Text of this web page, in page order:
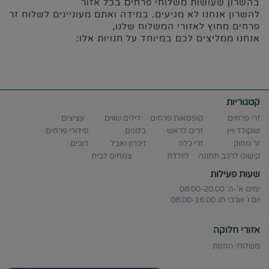
בהשרון שעושות משלוחי פרחים בכל אזור
להשרון אנחנו לא מגיעים. במידה ואתם מעוניינים לשלוח זר
פרחים מחוץ לאזורי המשלוח שלנו,
אנחנו ממליצים לכם במיוחד על חנויות אלו:
קטגוריות
זרי פרחים קופסאות פרחים דילים שווים
עציצים
שוקולד ויין
זרים לראש בלונים
סידורי פרחים
זר מתוק
זרי כלה זיכרון ואבל
דובים
קישוט לרכב חתונה
ליולדת צמחים לבית
שעות פעילות
ימים א'-ה' 08:00-20:00
יום ו' וערבי חג 08:00-16:00
אזורי חלוקה
משלוחי החנות